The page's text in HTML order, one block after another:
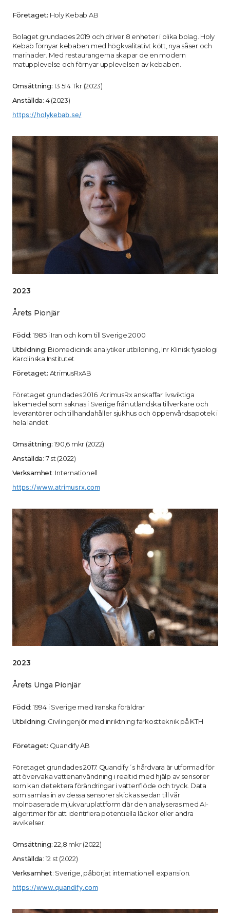
Företaget: Holy Kebab AB
Bolaget grundades 2019 och driver 8 enheter i olika bolag. Holy
Kebab förnyar kebaben med högkvalitativt kött, nya såser och
marinader. Med restaurangerna skapar de en modern
matupplevelse och förnyar upplevelsen av kebaben.
Omsättning:13 514 Tkr (2023)
Anställda: 4 (2023)
https://holykebab.se/
2023
Årets Pionjär
Född: 1985 i Iran och kom till Sverige 2000
Utbildning:
Karolinska Institutet
Företaget: AtrimusRxAB
Företaget grundades 2016. AtrimusRx anskaffar livsviktiga
läkemedel som saknas i Sverige från utländska tillverkare och
leverantörer och tillhandahåller sjukhus och öppenvårdsapotek i
hela landet.
Omsättning:190,6 mkr (2022)
Anställda: 7 st (2022)
Verksamhet: Internationell
https://www.atrimusrx.com
2023
Årets Unga Pionjär
Född: 1994 i Sverige med Iranska föräldrar
Utbildning: Civilingenjör med inriktning farkostteknik på KTH
Företaget: Quandify AB
Företaget grundades 2017. Quandify´s hårdvara är utformad för
att övervaka vattenanvändning i realtid med hjälp av sensorer
som kan detektera förändringar i vattenflöde och tryck. Data
som samlas in av dessa sensorer skickas sedan till vår
molnbaserade mjukvaruplattform där den analyseras med AI-
algoritmer för att identifiera potentiella läckor eller andra
avvikelser.
Omsättning:22,8 mkr (2022)
Anställda: 12 st (2022)
Verksamhet: Sverige, påbörjat internationell expansion.
https://www.quandify.com